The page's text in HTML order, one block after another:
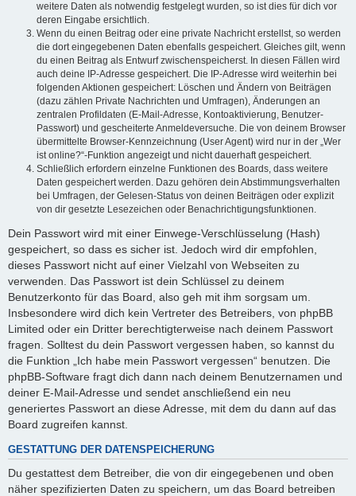
weitere Daten als notwendig festgelegt wurden, so ist dies für dich vor
deren Eingabe ersichtlich.
Wenn du einen Beitrag oder eine private Nachricht erstellst, so werden
die dort eingegebenen Daten ebenfalls gespeichert. Gleiches gilt, wenn
du einen Beitrag als Entwurf zwischenspeicherst. In diesen Fällen wird
auch deine IP-Adresse gespeichert. Die IP-Adresse wird weiterhin bei
folgenden Aktionen gespeichert: Löschen und Ändern von Beiträgen
(dazu zählen Private Nachrichten und Umfragen), Änderungen an
zentralen Profildaten (E-Mail-Adresse, Kontoaktivierung, Benutzer-
Passwort) und gescheiterte Anmeldeversuche. Die von deinem Browser
übermittelte Browser-Kennzeichnung (User Agent) wird nur in der „Wer
ist online?“-Funktion angezeigt und nicht dauerhaft gespeichert.
Schließlich erfordern einzelne Funktionen des Boards, dass weitere
Daten gespeichert werden. Dazu gehören dein Abstimmungsverhalten
bei Umfragen, der Gelesen-Status von deinen Beiträgen oder explizit
von dir gesetzte Lesezeichen oder Benachrichtigungsfunktionen.
Dein Passwort wird mit einer Einwege-Verschlüsselung (Hash)
gespeichert, so dass es sicher ist. Jedoch wird dir empfohlen,
dieses Passwort nicht auf einer Vielzahl von Webseiten zu
verwenden. Das Passwort ist dein Schlüssel zu deinem
Benutzerkonto für das Board, also geh mit ihm sorgsam um.
Insbesondere wird dich kein Vertreter des Betreibers, von phpBB
Limited oder ein Dritter berechtigterweise nach deinem Passwort
fragen. Solltest du dein Passwort vergessen haben, so kannst du
die Funktion „Ich habe mein Passwort vergessen“ benutzen. Die
phpBB-Software fragt dich dann nach deinem Benutzernamen und
deiner E-Mail-Adresse und sendet anschließend ein neu
generiertes Passwort an diese Adresse, mit dem du dann auf das
Board zugreifen kannst.
GESTATTUNG DER DATENSPEICHERUNG
Du gestattest dem Betreiber, die von dir eingegebenen und oben
näher spezifizierten Daten zu speichern, um das Board betreiben